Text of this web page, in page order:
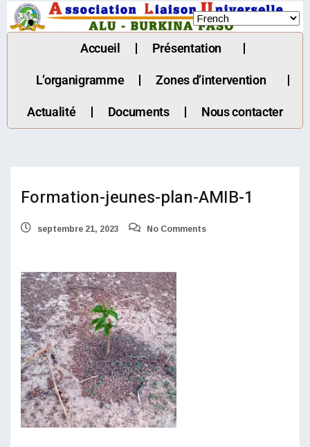
Accueil Présentation
L’organigramme Zones d’intervention
Actualité Documents Nous contacter
Formation-jeunes-plan-AMIB-1
septembre 21, 2023 No Comments